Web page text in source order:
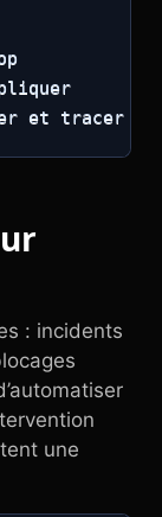
et tracer
: incidents
une